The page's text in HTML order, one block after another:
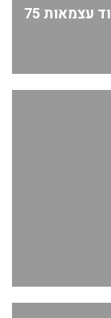
הלב של טבעון – טקס גני הילדים לכבוד עצמאות 75